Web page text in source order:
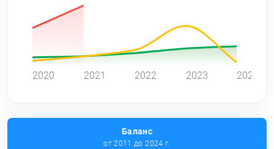
2020 2021 2022 2023 2024
Баланс
от 2011 до 2024 г.